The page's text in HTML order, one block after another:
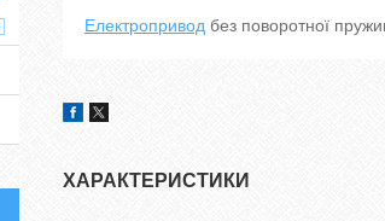
Електропривод без поворотної
ХАРАКТЕРИСТИКИ